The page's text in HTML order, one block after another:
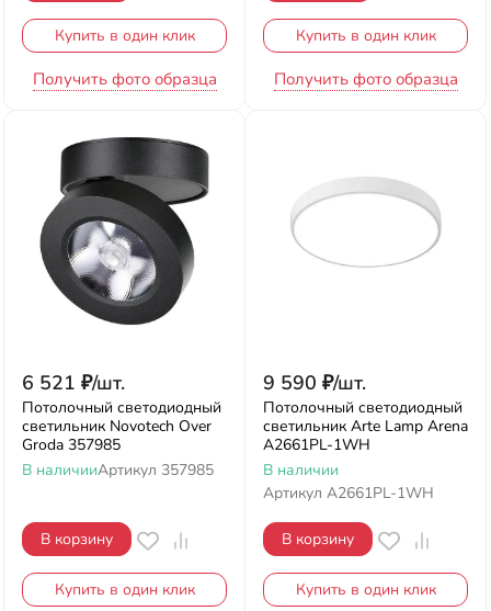
Купить в один клик
Получить фото образца
Купить в один клик
Получить фото образца
6 521 ₽/шт.
Потолочный светодиодный
светильник Novotech Over
Groda 357985
В наличииАртикул 357985
В корзину
Купить в один клик
9 590 ₽/шт.
Потолочный светодиодный
светильник Arte Lamp Arena
A2661PL-1WH
В наличии
Артикул A2661PL-1WH
В корзину
Купить в один клик